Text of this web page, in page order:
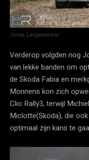
Jonas Langenakens
Verderop volgden nog
van lekke banden om
de Skoda Fabia en
Monnens kon zich
Clio Rally3, terwijl
Miclotte(Skoda), die
optimaal zijn kans te